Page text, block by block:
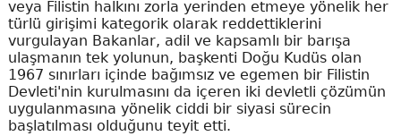
veya Filistin halkını zorla yerinden etmeye yönelik her
türlü girişimi kategorik olarak reddettiklerini
vurgulayan Bakanlar, adil ve kapsamlı bir barışa
ulaşmanın tek yolunun, başkenti Doğu Kudüs olan
1967 sınırları içinde bağımsız ve egemen bir Filistin
Devleti'nin kurulmasını da içeren iki devletli çözümün
uygulanmasına yönelik ciddi bir siyasi sürecin
başlatılması olduğunu teyit etti.